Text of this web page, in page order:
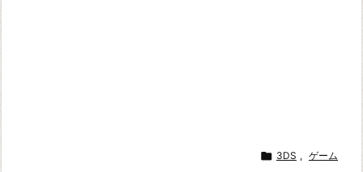
 3DS , ゲーム